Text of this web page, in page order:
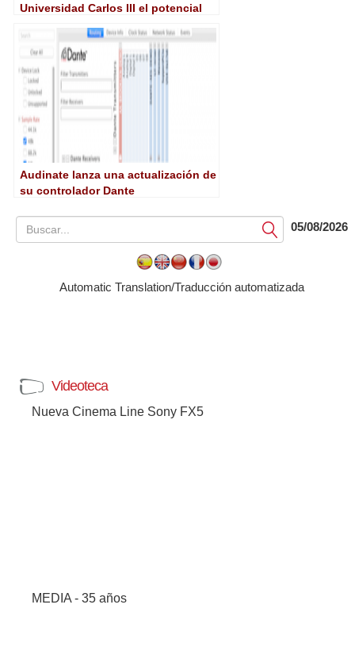
Universidad Carlos III el potencial
Audinate lanza una actualización de
su controlador Dante
Submit05/08/2026
Automatic Translation/Traducción automatizada
Videoteca
Nueva Cinema Line Sony FX5
MEDIA - 35 años